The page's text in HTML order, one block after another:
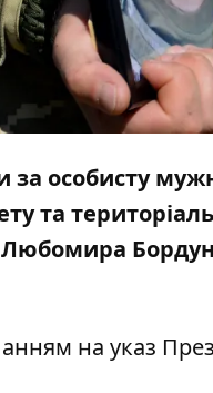
особисту
та
Любомира
на указ